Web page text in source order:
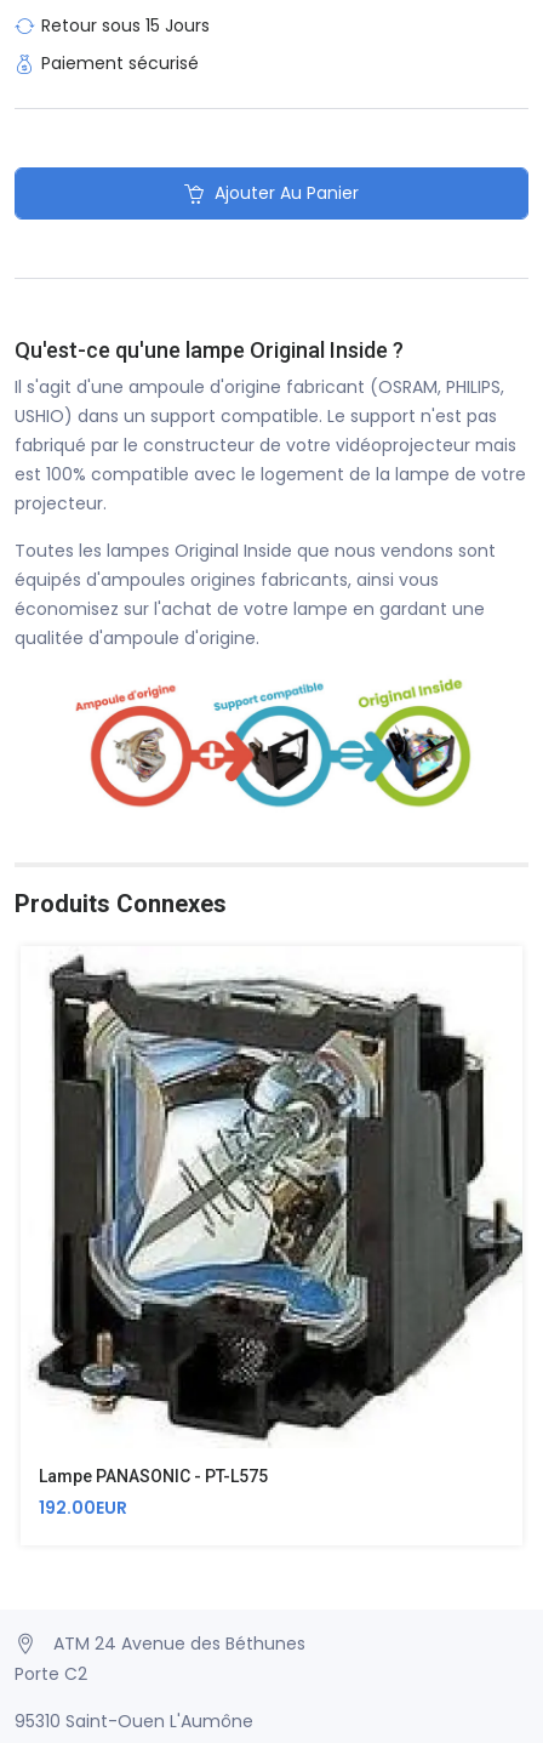
Retour sous 15 Jours
Paiement sécurisé
Ajouter Au Panier
Qu'est-ce qu'une lampe Original Inside ?
Il s'agit d'une ampoule d'origine fabricant (OSRAM, PHILIPS,
USHIO) dans un support compatible. Le support n'est pas
fabriqué par le constructeur de votre vidéoprojecteur mais
est 100% compatible avec le logement de la lampe de votre
projecteur.
Toutes les lampes Original Inside que nous vendons sont
équipés d'ampoules origines fabricants, ainsi vous
économisez sur l'achat de votre lampe en gardant une
qualitée d'ampoule d'origine.
Produits Connexes
Lampe PANASONIC - PT-L575
192.00EUR
ATM 24 Avenue des Béthunes
Porte C2
95310 Saint-Ouen L'Aumône